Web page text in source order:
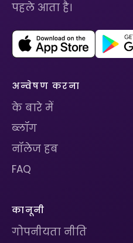
पहले आता है।
अन्वेषण करना
के बारे में
ब्लॉग
नॉलेज हब
FAQ
कानूनी
गोपनीयता नीति